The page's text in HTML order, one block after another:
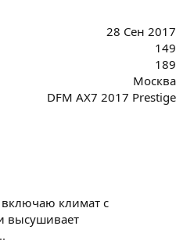
28 Сен 2017
149
189
Москва
DFM AX7 2017 Prestigе
включаю климат с
высушивает